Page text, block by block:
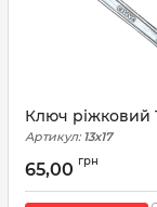
Ключ ріжковий
Артикул: 13х17
65,00 грн